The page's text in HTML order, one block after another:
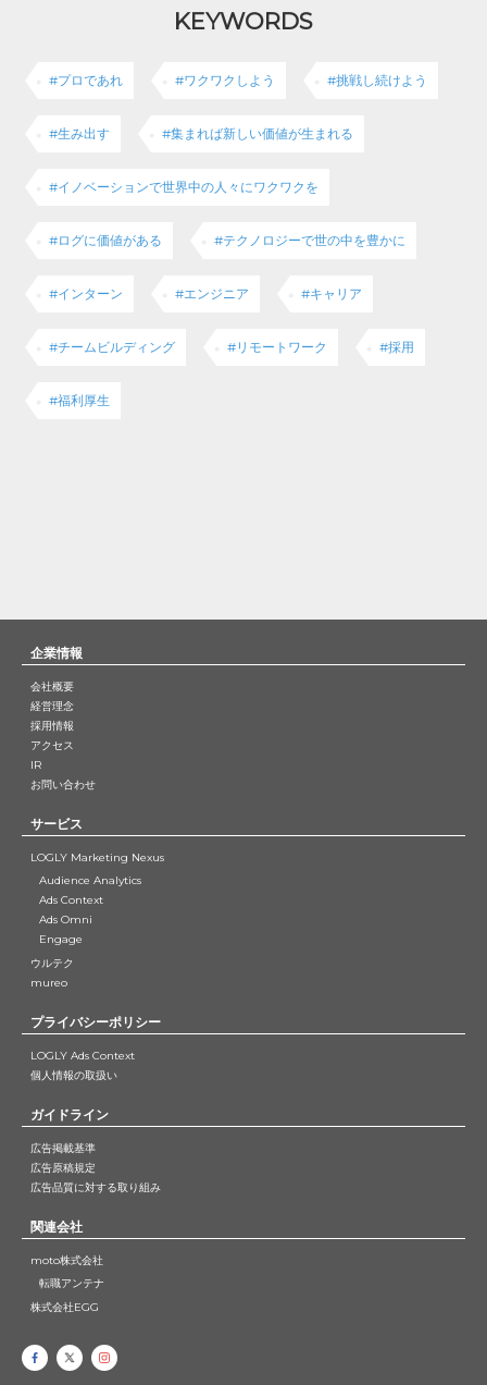
KEYWORDS
#プロであれ #ワクワクしよう #挑戦し続けよう
#生み出す #集まれば新しい価値が生まれる
#イノベーションで世界中の人々にワクワクを
#ログに価値がある #テクノロジーで世の中を豊かに
#インターン #エンジニア #キャリア
#チームビルディング #リモートワーク #採用
#福利厚生
企業情報
会社概要
経営理念
採用情報
アクセス
IR
お問い合わせ
サービス
LOGLY Marketing Nexus
Audience Analytics
Ads Context
Ads Omni
Engage
ウルテク
mureo
プライバシーポリシー
LOGLY Ads Context
個人情報の取扱い
ガイドライン
広告掲載基準
広告原稿規定
広告品質に対する取り組み
関連会社
moto株式会社
転職アンテナ
株式会社EGG